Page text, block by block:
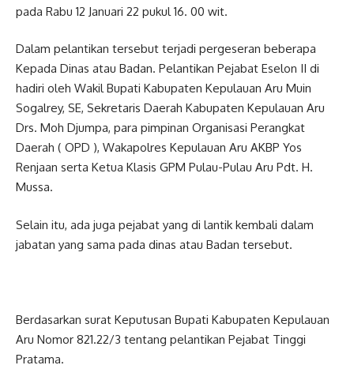
pada Rabu 12 Januari 22 pukul 16. 00 wit.
Dalam pelantikan tersebut terjadi pergeseran beberapa
Kepada Dinas atau Badan. Pelantikan Pejabat Eselon II di
hadiri oleh Wakil Bupati Kabupaten Kepulauan Aru Muin
Sogalrey, SE, Sekretaris Daerah Kabupaten Kepulauan Aru
Drs. Moh Djumpa, para pimpinan Organisasi Perangkat
Daerah ( OPD ), Wakapolres Kepulauan Aru AKBP Yos
Renjaan serta Ketua Klasis GPM Pulau-Pulau Aru Pdt. H.
Mussa.
Selain itu, ada juga pejabat yang di lantik kembali dalam
jabatan yang sama pada dinas atau Badan tersebut.
Berdasarkan surat Keputusan Bupati Kabupaten Kepulauan
Aru Nomor 821.22/3 tentang pelantikan Pejabat Tinggi
Pratama.